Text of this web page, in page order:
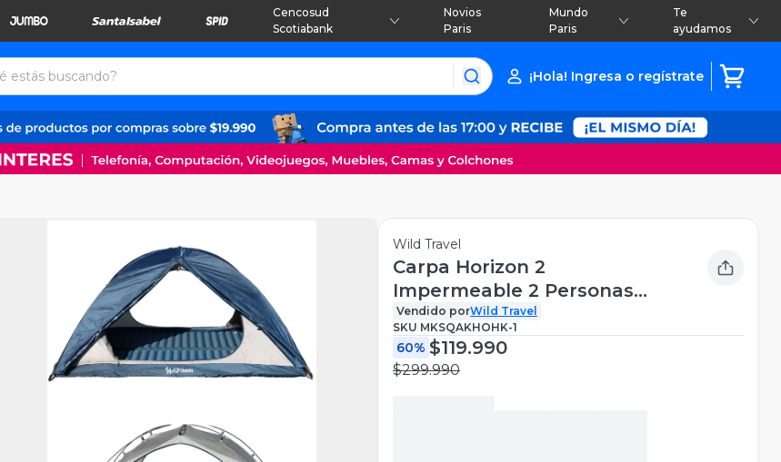
Cencosud
Scotiabank
Novios
Paris
Mundo
Paris
Te
ayudamos
¡Hola! Ingresa o regístrate
Wild Travel
Carpa Horizon 2
Impermeable 2 Personas
Trekking Wild Travel
Vendido porWild Travel
SKU MKSQAKHOHK-1
60% $119.990
$299.990